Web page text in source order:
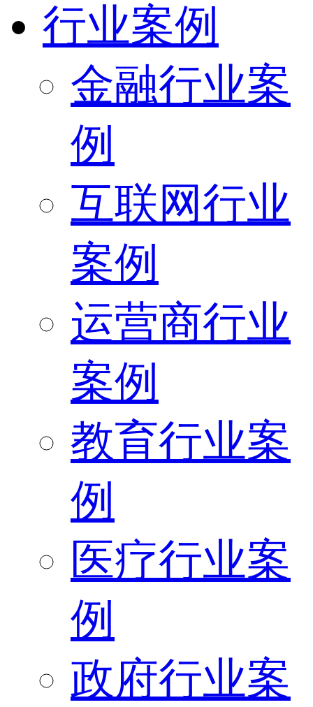
行业案例
金融行业案
例
互联网行业
案例
运营商行业
案例
教育行业案
例
医疗行业案
例
政府行业案